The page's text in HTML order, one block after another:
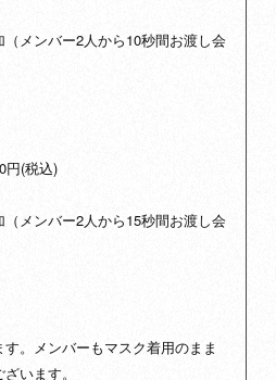
メンバー2人から10秒間お渡し会
円(税込)
メンバー2人から15秒間お渡し会
。メンバーもマスク着用のまま
います。